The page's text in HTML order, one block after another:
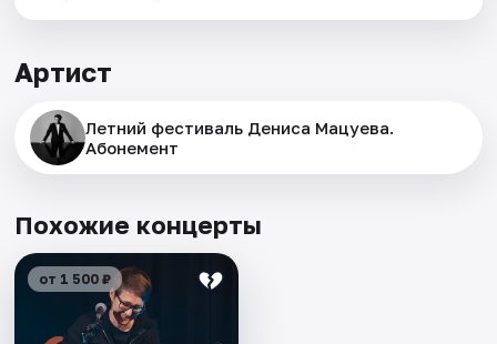
Артист
Летний фестиваль Дениса Мацуева.
Абонемент
Похожие концерты
от 1 500 ₽